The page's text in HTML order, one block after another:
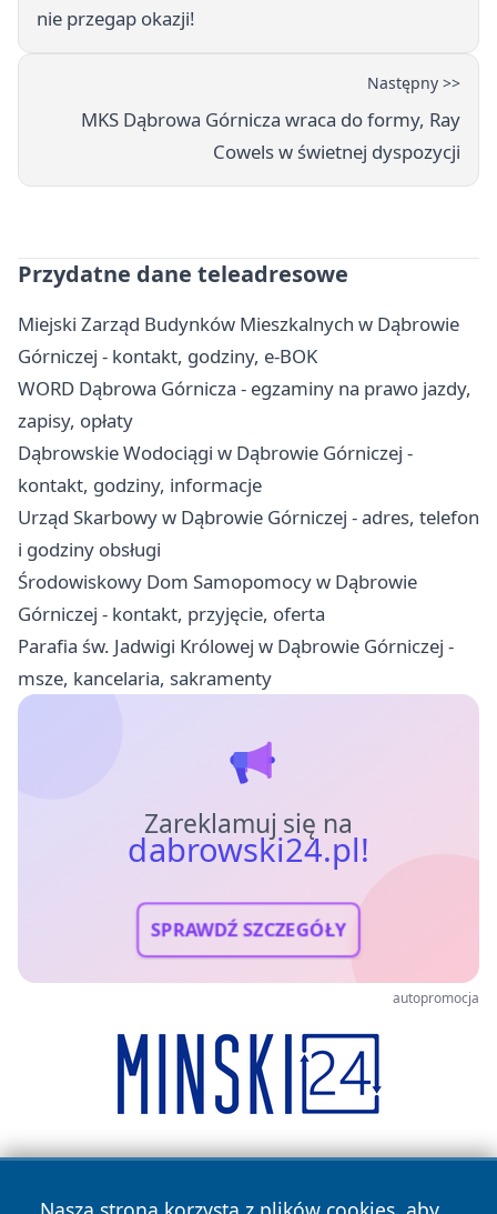
nie przegap okazji!
Następny >>
MKS Dąbrowa Górnicza wraca do formy, Ray
Cowels w świetnej dyspozycji
Przydatne dane teleadresowe
Miejski Zarząd Budynków Mieszkalnych w Dąbrowie
Górniczej - kontakt, godziny, e-BOK
WORD Dąbrowa Górnicza - egzaminy na prawo jazdy,
zapisy, opłaty
Dąbrowskie Wodociągi w Dąbrowie Górniczej -
kontakt, godziny, informacje
Urząd Skarbowy w Dąbrowie Górniczej - adres, telefon
i godziny obsługi
Środowiskowy Dom Samopomocy w Dąbrowie
Górniczej - kontakt, przyjęcie, oferta
Parafia św. Jadwigi Królowej w Dąbrowie Górniczej -
msze, kancelaria, sakramenty
Zareklamuj się na
dabrowski24.pl!
SPRAWDŹ SZCZEGÓŁY
autopromocja